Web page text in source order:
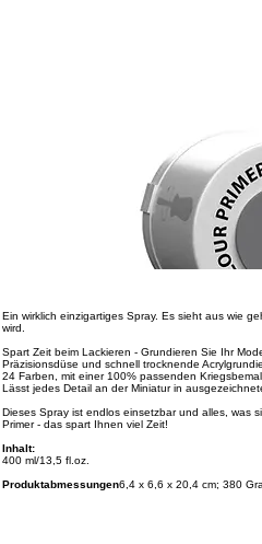
Ein wirklich einzigartiges Spray. Es sieht aus wie
wird.
Spart Zeit beim Lackieren - Grundieren Sie Ihr
Präzisionsdüse und schnell trocknende
24 Farben, mit einer 100% passenden
Lässt jedes Detail an der Miniatur in
Dieses Spray ist endlos einsetzbar und alles, was
Primer - das spart Ihnen viel Zeit!
Inhalt:
400 ml/13,5 fl.oz.
Produktabmessungen‎6,4 x 6,6 x 20,4 cm; 380